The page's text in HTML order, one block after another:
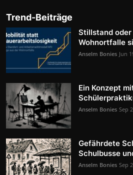
Trend-Beiträge
Stillstand oder
Wohnortfalle
Anselm Bonies Jun
Ein Konzept
Anselm Bonies Sep
Gefährdete
Schulbusse
Anselm Bonies Sep